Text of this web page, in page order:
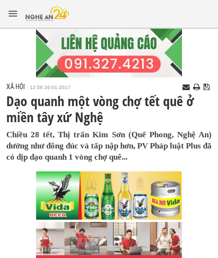
XÃ HỘI 12:58 26-01-2017
Dạo quanh một vòng chợ tết quê ở
miền tây xứ Nghệ
Chiều 28 tết, Thị trấn Kim Sơn (Quế Phong, Nghệ An)
dường như đông đúc và tấp nập hơn, PV Pháp luật Plus đã
có dịp dạo quanh 1 vòng chợ quê...